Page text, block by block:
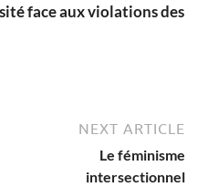
face aux violations des
NEXT ARTICLE
Le féminisme
intersectionnel